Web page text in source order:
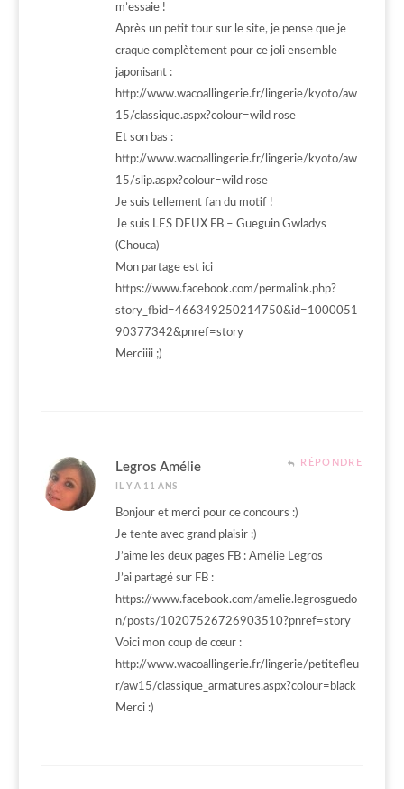
m’essaie !
Après un petit tour sur le site, je pense que je
craque complètement pour ce joli ensemble
japonisant :
http://www.wacoallingerie.fr/lingerie/kyoto/aw
15/classique.aspx?colour=wild rose
Et son bas :
http://www.wacoallingerie.fr/lingerie/kyoto/aw
15/slip.aspx?colour=wild rose
Je suis tellement fan du motif !
Je suis LES DEUX FB – Gueguin Gwladys
(Chouca)
Mon partage est ici
https://www.facebook.com/permalink.php?
story_fbid=466349250214750&id=1000051
90377342&pnref=story
Merciiii ;)
Legros Amélie
IL Y A 11 ANS
RÉPONDRE
Bonjour et merci pour ce concours :)
Je tente avec grand plaisir :)
J’aime les deux pages FB : Amélie Legros
J’ai partagé sur FB :
https://www.facebook.com/amelie.legrosguedo
n/posts/10207526726903510?pnref=story
Voici mon coup de cœur :
http://www.wacoallingerie.fr/lingerie/petitefleu
r/aw15/classique_armatures.aspx?colour=black
Merci :)